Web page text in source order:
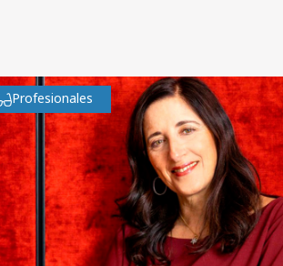
Profesionales